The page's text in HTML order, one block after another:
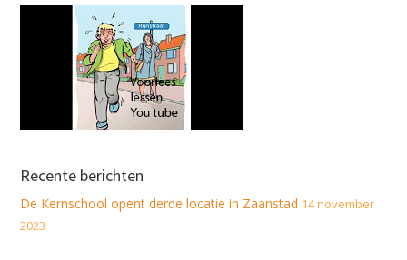
Recente berichten
De Kernschool opent derde locatie in Zaanstad 14 november
2023